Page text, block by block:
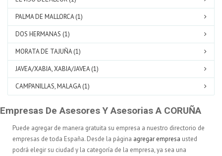
PALMA DE MALLORCA (1)
DOS HERMANAS (1)
MORATA DE TAJUÑA (1)
JAVEA/XABIA, XABIA/JAVEA (1)
CAMPANILLAS, MALAGA (1)
Empresas De Asesores Y Asesorias A CORUÑA
Puede agregar de manera gratuita su empresa a nuestro directorio de
empresas de toda España. Desde la página agregar empresa usted
podrá elegir su ciudad y la categoría de la empresa, ya sea una